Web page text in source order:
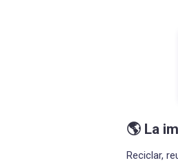
🌎 La
Reciclar,